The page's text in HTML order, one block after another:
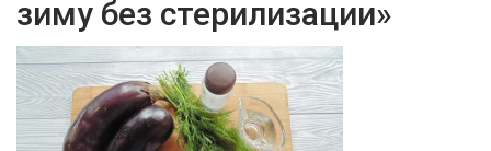
зиму без стерилизации»